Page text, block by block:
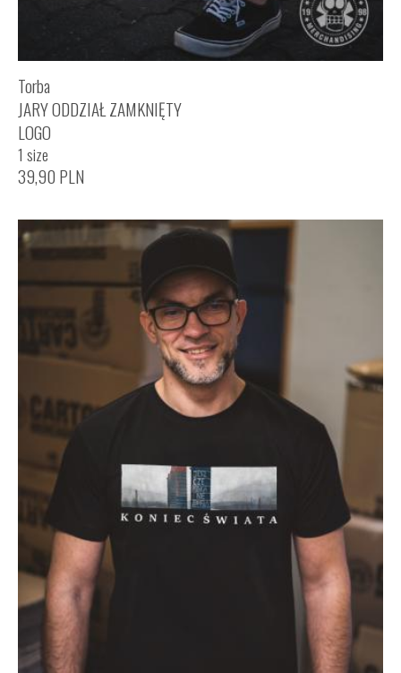
Torba
JARY ODDZIAŁ ZAMKNIĘTY
LOGO
1 size
39,90 PLN